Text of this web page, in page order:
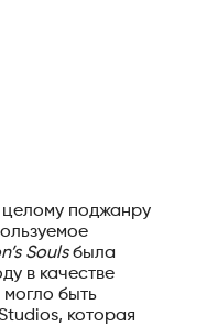
поджанру
Soulsбыла
в качестве
могло быть
которая